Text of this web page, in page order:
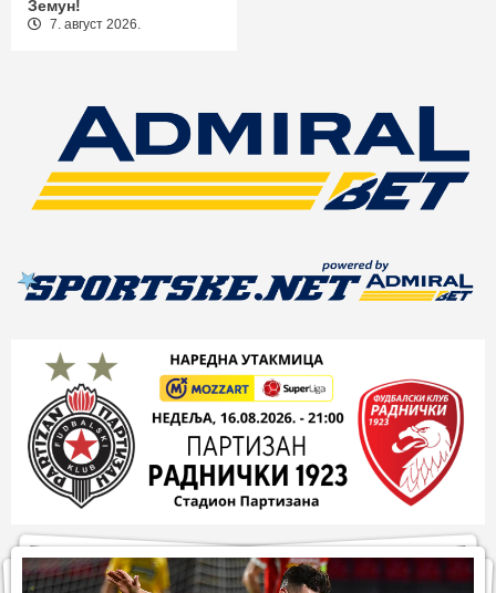
Земун!
7. август 2026.